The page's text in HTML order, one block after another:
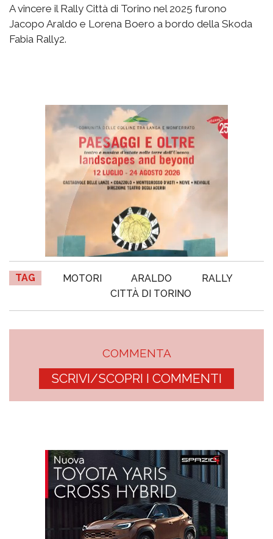
A vincere il Rally Città di Torino nel 2025 furono
Jacopo Araldo e Lorena Boero a bordo della Skoda
Fabia Rally2.
TAG MOTORI ARALDO
RALLY
CITTÀ DI TORINO
COMMENTA
SCRIVI/SCOPRI I COMMENTI